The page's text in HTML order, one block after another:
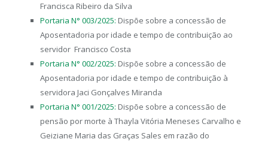
Francisca Ribeiro da Silva
Portaria N° 003/2025: Dispõe sobre a concessão de
Aposentadoria por idade e tempo de contribuição ao
servidor Francisco Costa
Portaria N° 002/2025: Dispõe sobre a concessão de
Aposentadoria por idade e tempo de contribuição à
servidora Jaci Gonçalves Miranda
Portaria N° 001/2025: Dispõe sobre a concessão de
pensão por morte à Thayla Vitória Meneses Carvalho e
Geiziane Maria das Graças Sales em razão do